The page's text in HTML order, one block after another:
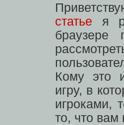
статье я
Кому это
игру, в
игроками,
то, что вам